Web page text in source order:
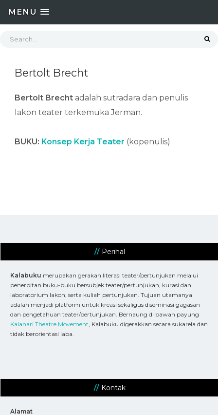
MENU
Bertolt Brecht
Bertolt Brecht adalah sutradara dan penulis
lakon teater terkemuka Jerman.
BUKU: Konsep Kerja Teater (kopenulis)
Perihal
Kalabuku merupakan gerakan literasi teater/pertunjukan melalui
penerbitan buku-buku bersubjek teater/pertunjukan, kurasi dan
laboratorium lakon, serta kuliah pertunjukan. Tujuan utamanya
adalah menjadi platform untuk kreasi sekaligus diseminasi gagasan
dan pengetahuan teater/pertunjukan. Bernaung di bawah payung
Kalanari Theatre Movement, Kalabuku digerakkan secara sukarela dan
tidak berorientasi laba.
Kontak
Alamat